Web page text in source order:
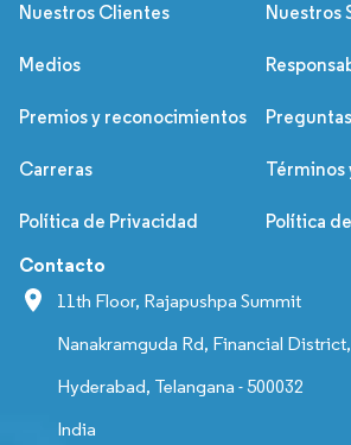
Nuestros Clientes Nuestros
Medios
Premios y reconocimientos
Carreras Términos
Política de Privacidad Política
Contacto
11th Floor, Rajapushpa Summit
Nanakramguda Rd, Financial
Hyderabad, Telangana - 500032
India